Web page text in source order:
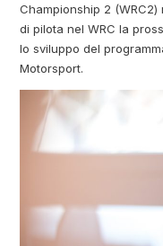
Championship 2
di pilota nel WRC la
lo sviluppo del
Motorsport.